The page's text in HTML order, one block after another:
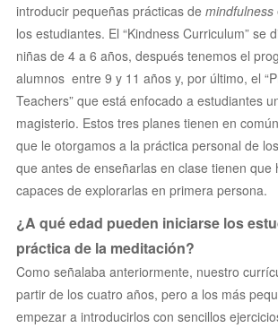
introducir pequeñas prácticas de mindfulness
los estudiantes. El “Kindness Curriculum” se
niñas de 4 a 6 años, después tenemos el
alumnos entre 9 y 11 años y, por último, el
Teachers” que está enfocado a estudiantes
magisterio. Estos tres planes tienen en
que le otorgamos a la práctica personal de
que antes de enseñarlas en clase tienen que
capaces de explorarlas en primera persona.
¿A qué edad pueden iniciarse los
práctica de la meditación?
Como señalaba anteriormente, nuestro
partir de los cuatro años, pero a los más
empezar a introducirlos con sencillos